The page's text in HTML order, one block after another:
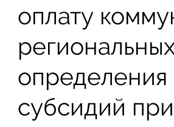
оплату
определения
субсидий